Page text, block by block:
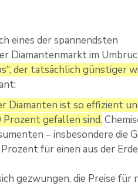
eines der spannendsten
Diamantenmarkt im
der tatsächlich günstiger
ist so effizient
Prozent gefallen sind.
– insbesondere die
für einen aus der Erde
gezwungen, die Preise für